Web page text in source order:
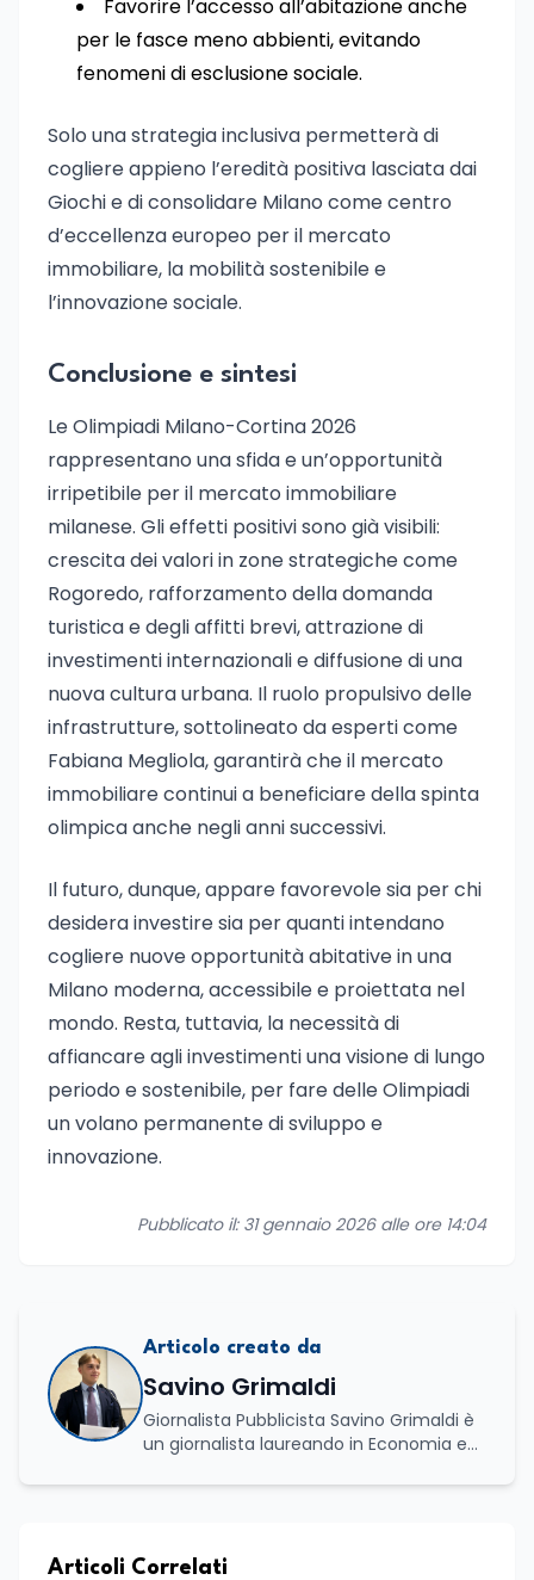
Favorire l’accesso all’abitazione anche
per le fasce meno abbienti, evitando
fenomeni di esclusione sociale.
Solo una strategia inclusiva permetterà di
cogliere appieno l’eredità positiva lasciata dai
Giochi e di consolidare Milano come centro
d’eccellenza europeo per il mercato
immobiliare, la mobilità sostenibile e
l’innovazione sociale.
Conclusione e sintesi
Le Olimpiadi Milano-Cortina 2026
rappresentano una sfida e un’opportunità
irripetibile per il mercato immobiliare
milanese. Gli effetti positivi sono già visibili:
crescita dei valori in zone strategiche come
Rogoredo, rafforzamento della domanda
turistica e degli affitti brevi, attrazione di
investimenti internazionali e diffusione di una
nuova cultura urbana. Il ruolo propulsivo delle
infrastrutture, sottolineato da esperti come
Fabiana Megliola, garantirà che il mercato
immobiliare continui a beneficiare della spinta
olimpica anche negli anni successivi.
Il futuro, dunque, appare favorevole sia per chi
desidera investire sia per quanti intendano
cogliere nuove opportunità abitative in una
Milano moderna, accessibile e proiettata nel
mondo. Resta, tuttavia, la necessità di
affiancare agli investimenti una visione di lungo
periodo e sostenibile, per fare delle Olimpiadi
un volano permanente di sviluppo e
innovazione.
Pubblicato il: 31 gennaio 2026 alle ore 14:04
Articolo creato da
Savino Grimaldi
Giornalista Pubblicista Savino Grimaldi è
un giornalista laureando in Economia e
maturata nel settore della formazione.
professionale, distinguendosi per una
Articoli Correlati